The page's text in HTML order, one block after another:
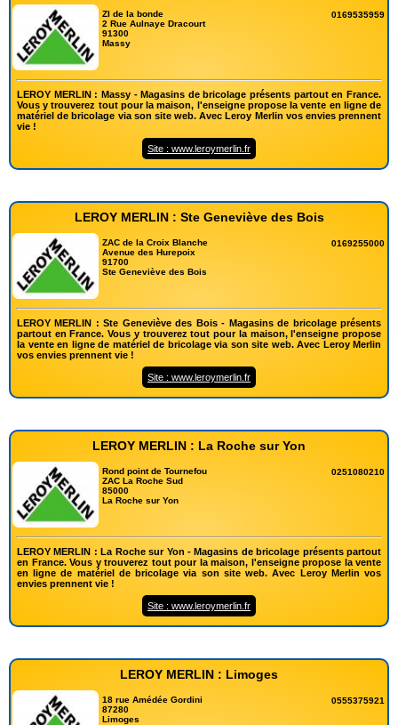
ZI de la bonde
2 Rue Aulnaye Dracourt
91300
Massy
0169535959
LEROY MERLIN : Massy - Magasins de bricolage présents partout en France.
Vous y trouverez tout pour la maison, l'enseigne propose la vente en ligne de
matériel de bricolage via son site web. Avec Leroy Merlin vos envies prennent
vie !
Site : www.leroymerlin.fr
LEROY MERLIN : Ste Geneviève des Bois
ZAC de la Croix Blanche
Avenue des Hurepoix
91700
Ste Geneviève des Bois
0169255000
LEROY MERLIN : Ste Geneviève des Bois - Magasins de bricolage présents
partout en France. Vous y trouverez tout pour la maison, l'enseigne propose
la vente en ligne de matériel de bricolage via son site web. Avec Leroy Merlin
vos envies prennent vie !
Site : www.leroymerlin.fr
LEROY MERLIN : La Roche sur Yon
Rond point de Tournefou
ZAC La Roche Sud
85000
La Roche sur Yon
0251080210
LEROY MERLIN : La Roche sur Yon - Magasins de bricolage présents partout
en France. Vous y trouverez tout pour la maison, l'enseigne propose la vente
en ligne de matériel de bricolage via son site web. Avec Leroy Merlin vos
envies prennent vie !
Site : www.leroymerlin.fr
LEROY MERLIN : Limoges
18 rue Amédée Gordini
87280
Limoges
0555375921